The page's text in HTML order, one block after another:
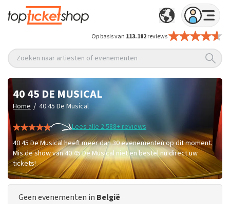
Op basis van 113.182reviews
Zoeken naar artiesten of evenementen
40 45 DE MUSICAL
Home / 40 45 De Musical
Lees alle 2.588+ reviews
40 45 De Musical heeft meer dan 30 evenementen op dit moment.
Mis de show van 40 45 De Musical niet en bestel nu direct uw
tickets!
Geen evenementen in België